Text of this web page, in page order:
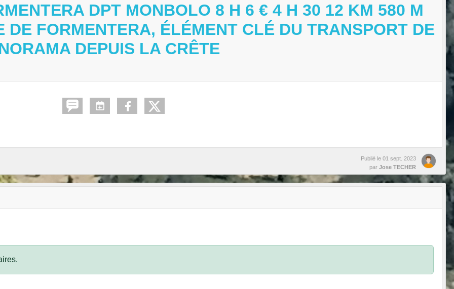
DPT MONBOLO 8 H 6 € 4 H 30 12 KM 580 M
DE FORMENTERA, ÉLÉMENT CLÉ DU TRANSPORT DE
DEPUIS LA CRÊTE
Publié le 01 sept. 2023
par Jose TECHER